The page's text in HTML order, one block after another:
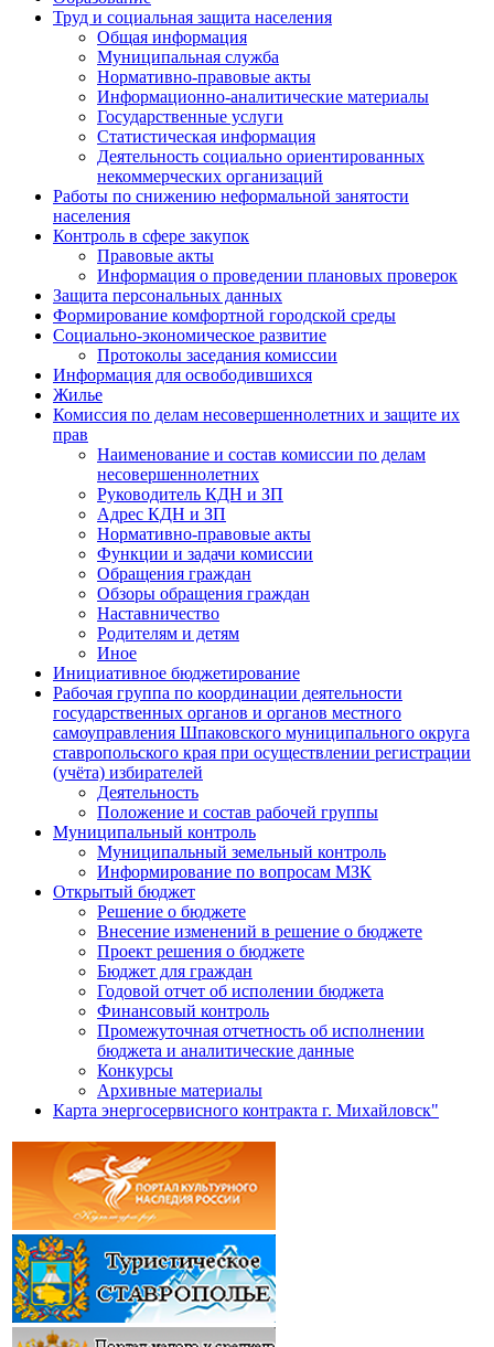
Труд и социальная защита населения
Общая информация
Муниципальная служба
Нормативно-правовые акты
Информационно-аналитические материалы
Государственные услуги
Статистическая информация
Деятельность социально ориентированных
некоммерческих организаций
Работы по снижению неформальной занятости
населения
Контроль в сфере закупок
Правовые акты
Информация о проведении плановых проверок
Защита персональных данных
Формирование комфортной городской среды
Социально-экономическое развитие
Протоколы заседания комиссии
Информация для освободившихся
Жилье
Комиссия по делам несовершеннолетних и защите их
прав
Наименование и состав комиссии по делам
несовершеннолетних
Руководитель КДН и ЗП
Адрес КДН и ЗП
Нормативно-правовые акты
Функции и задачи комиссии
Обращения граждан
Обзоры обращения граждан
Наставничество
Родителям и детям
Иное
Инициативное бюджетирование
Рабочая группа по координации деятельности
государственных органов и органов местного
самоуправления Шпаковского муниципального округа
ставропольского края при осуществлении регистрации
(учёта) избирателей
Деятельность
Положение и состав рабочей группы
Муниципальный контроль
Муниципальный земельный контроль
Информирование по вопросам МЗК
Открытый бюджет
Решение о бюджете
Внесение изменений в решение о бюджете
Проект решения о бюджете
Бюджет для граждан
Годовой отчет об исполении бюджета
Финансовый контроль
Промежуточная отчетность об исполнении
бюджета и аналитические данные
Конкурсы
Архивные материалы
Карта энергосервисного контракта г. Михайловск"